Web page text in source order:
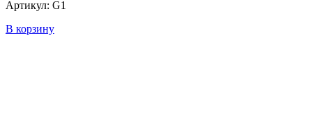
Артикул: G1
В корзину